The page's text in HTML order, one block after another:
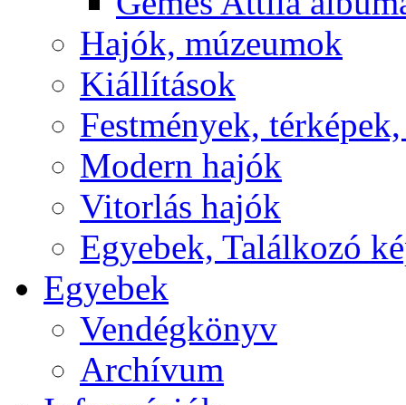
Hajók, múzeumok
Kiállítások
Festmények,
Modern hajók
Vitorlás hajók
Egyebek, Találkozó
Egyebek
Vendégkönyv
Archívum